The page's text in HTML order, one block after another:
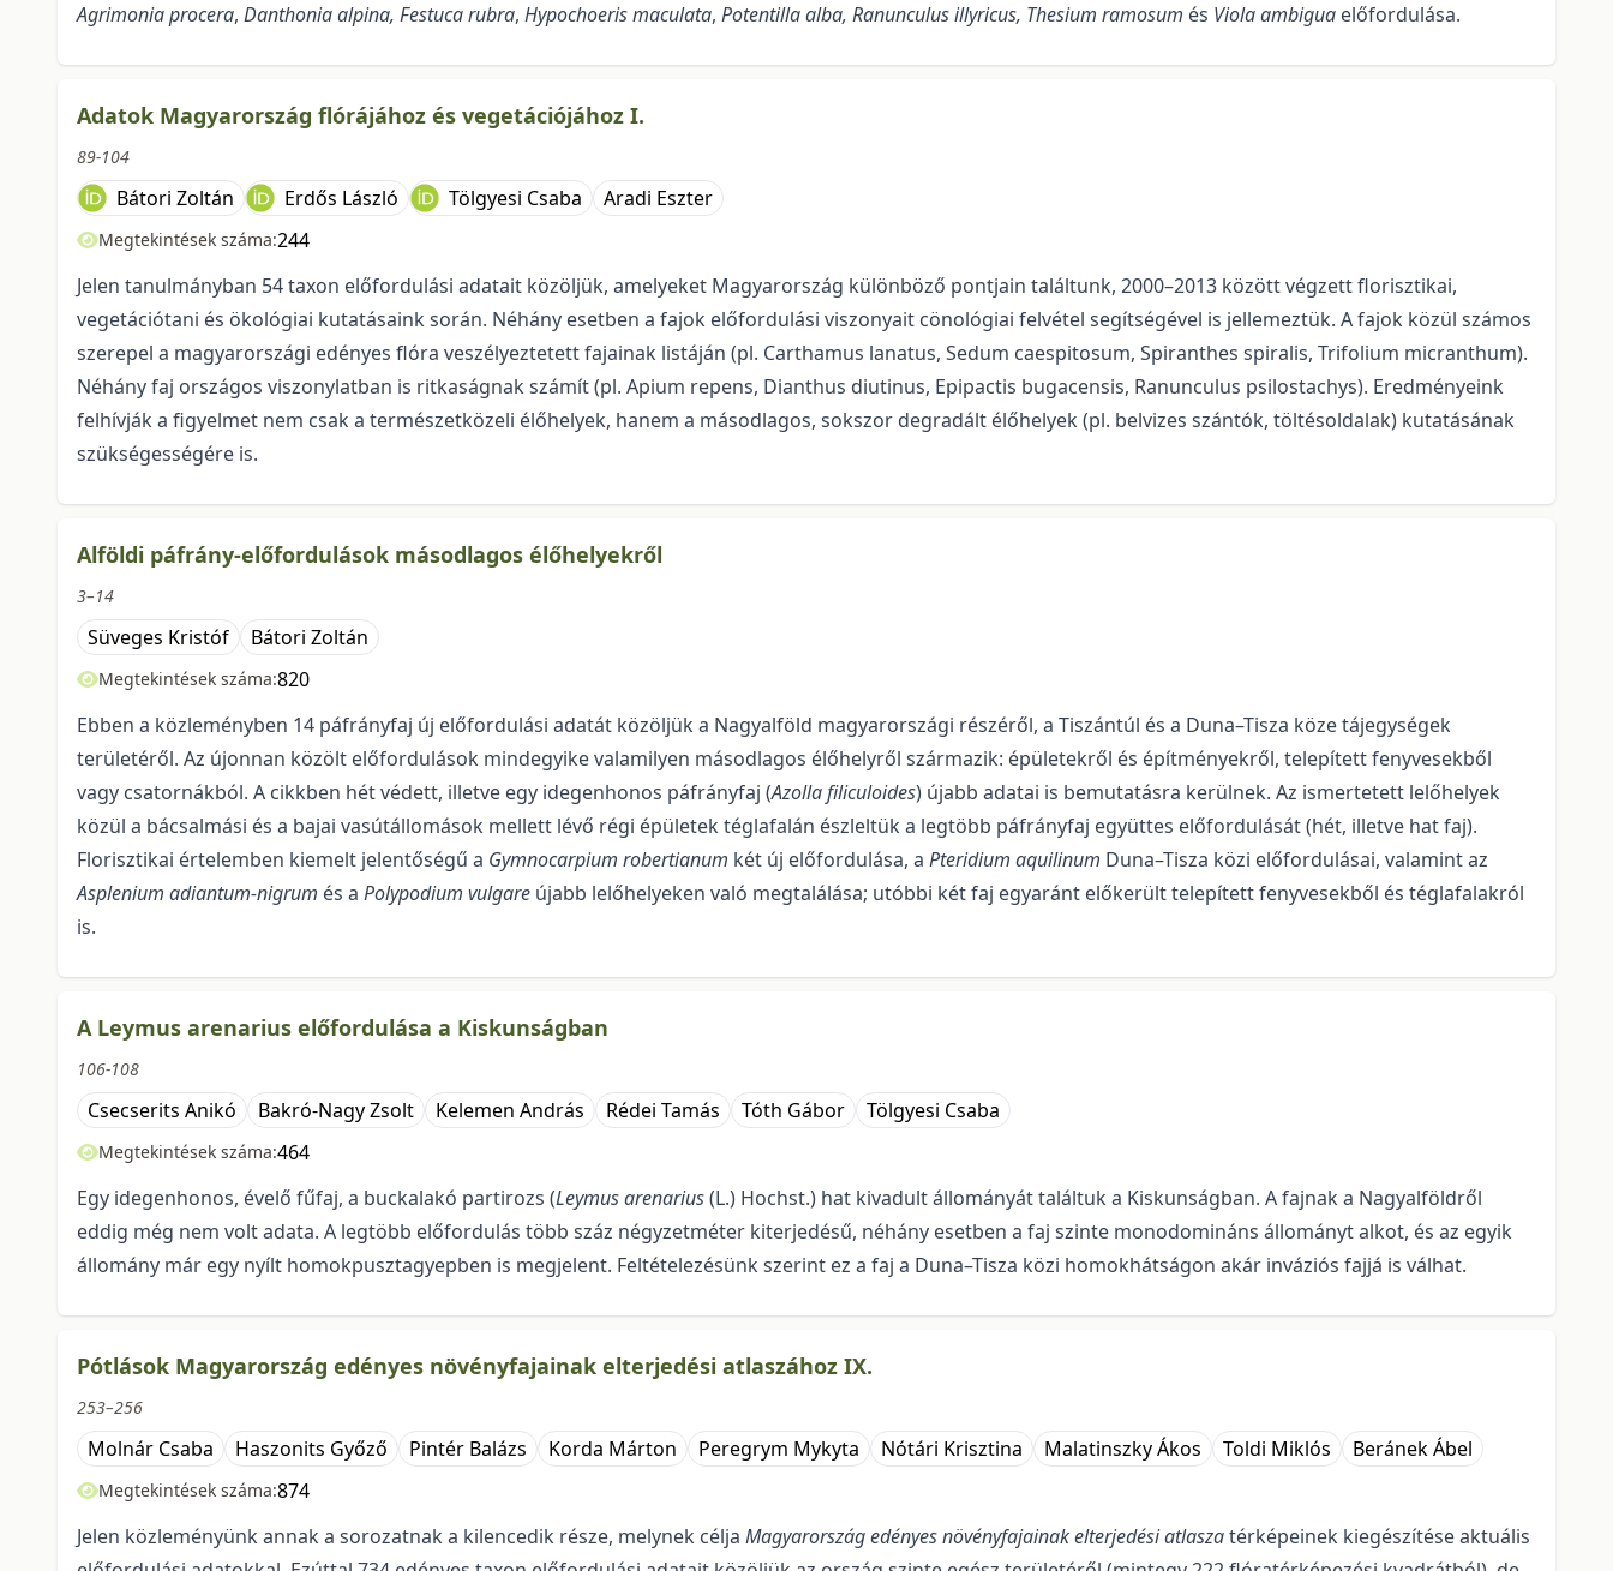
Agrimonia procera, Danthonia alpina, Festuca rubra, Hypochoeris maculata, Potentilla alba, Ranunculus illyricus, Thesium ramosum és Viola ambigua előfordulása.
Adatok Magyarország flórájához és vegetációjához I.
89-104
Bátori Zoltán Erdős László Tölgyesi Csaba Aradi Eszter
Megtekintések száma:244
Jelen tanulmányban 54 taxon előfordulási adatait közöljük, amelyeket Magyarország különböző pontjain találtunk, 2000–2013 között végzett florisztikai,
vegetációtani és ökológiai kutatásaink során. Néhány esetben a fajok előfordulási viszonyait cönológiai felvétel segítségével is jellemeztük. A fajok közül számos
szerepel a magyarországi edényes flóra veszélyeztetett fajainak listáján (pl. Carthamus lanatus, Sedum caespitosum, Spiranthes spiralis, Trifolium micranthum).
Néhány faj országos viszonylatban is ritkaságnak számít (pl. Apium repens, Dianthus diutinus, Epipactis bugacensis, Ranunculus psilostachys). Eredményeink
felhívják a figyelmet nem csak a természetközeli élőhelyek, hanem a másodlagos, sokszor degradált élőhelyek (pl. belvizes szántók, töltésoldalak) kutatásának
szükségességére is.
Alföldi páfrány-előfordulások másodlagos élőhelyekről
3–14
Süveges Kristóf Bátori Zoltán
Megtekintések száma:820
Ebben a közleményben 14 páfrányfaj új előfordulási adatát közöljük a Nagyalföld magyarországi részéről, a Tiszántúl és a Duna–Tisza köze tájegységek
területéről. Az újonnan közölt előfordulások mindegyike valamilyen másodlagos élőhelyről származik: épületekről és építményekről, telepített fenyvesekből
vagy csatornákból. A cikkben hét védett, illetve egy idegenhonos páfrányfaj (Azolla filiculoides) újabb adatai is bemutatásra kerülnek. Az ismertetett lelőhelyek
közül a bácsalmási és a bajai vasútállomások mellett lévő régi épületek téglafalán észleltük a legtöbb páfrányfaj együttes előfordulását (hét, illetve hat faj).
Florisztikai értelemben kiemelt jelentőségű a Gymnocarpium roberti­anum két új előfordulása, a Pteridium aquilinum Duna–Tisza közi előfordulásai, valamint az
Asplenium adiantum-nigrum és a Polypodium vulgare újabb lelőhelyeken való megtalálása; utóbbi két faj egyaránt előkerült telepített fenyvesekből és téglafalakról
is.
A Leymus arenarius előfordulása a Kiskunságban
106-108
Csecserits Anikó Bakró-Nagy Zsolt Kelemen András Rédei Tamás Tóth Gábor Tölgyesi Csaba
Megtekintések száma:464
Egy idegenhonos, évelő fűfaj, a buckalakó partirozs (Leymus arenarius(L.) Hochst.) hat kivadult állományát találtuk a Kiskunságban. A fajnak a Nagyalföldről
eddig még nem volt adata. A leg­több előfordulás több száz négyzetméter kiterjedésű, néhány esetben a faj szinte monodomináns állo­mányt alkot, és az egyik
állomány már egy nyílt homokpusztagyepben is megjelent. Feltételezésünk sze­rint ez a faj a Duna–Tisza közi homokhátságon akár inváziós fajjá is válhat.
Pótlások Magyarország edényes növényfajainak elterjedési atlaszához IX.
253–256
Molnár Csaba Haszonits Győző Pintér Balázs Korda Márton Peregrym Mykyta Nótári Krisztina Malatinszky Ákos Toldi Miklós Beránek Ábel
Megtekintések száma:874
Jelen közleményünk annak a sorozatnak a kilencedik része, melynek célja Magyarország edényes növényfajainak elterjedési atlaszatérképeinek kiegészítése aktuális